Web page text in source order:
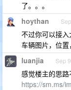
了。。。
hoythan
不过你可以接
车辆图片，位置
luanjia Sep
感觉楼主的思路
https://sm.ms/